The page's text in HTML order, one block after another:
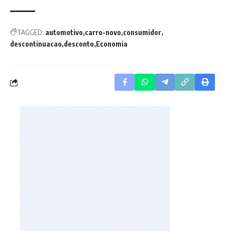
TAGGED: automotivo carro-novo consumidor
descontinuacao desconto Economia